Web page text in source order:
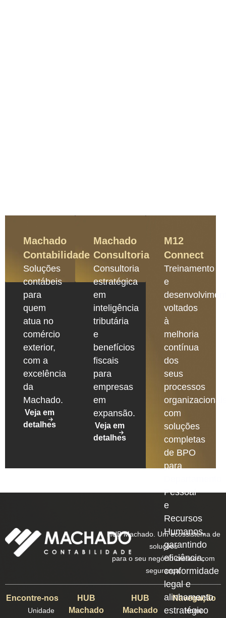
Machado
Contabilidade
Soluções
contábeis
para
quem
atua no
comércio
exterior,
com a
excelência
da
Machado.
Veja em
detalhes
Machado
Consultoria
Consultoria
estratégica
em
inteligência
tributária
e
benefícios
fiscais
para
empresas
em
expansão.
Veja em
detalhes
M12
Connect
Treinamento
e
voltados
à
melhoria
contínua
dos
seus
processos
com
soluções
completas
de BPO
para
Pessoal
e
Recursos
Humanos,
garantindo
eficiência,
conformidade
legal e
alinhamento
estratégico
HUB Machado. Um ecossistema de
soluções
para o seu negócio crescer com
segurança.
Encontre-nos
Unidade
HUB
Machado
HUB
Machado
Navegação
Home